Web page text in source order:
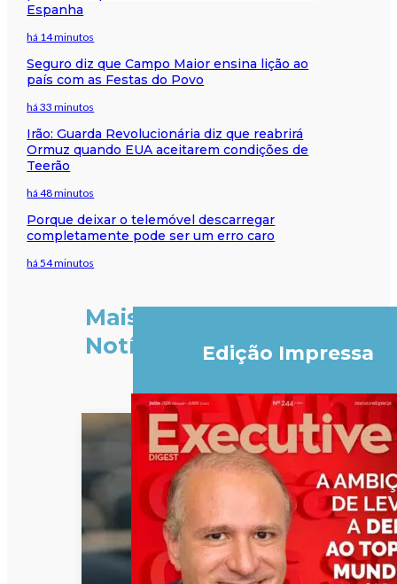
Espanha
há 14 minutos
Seguro diz que Campo Maior ensina lição ao
país com as Festas do Povo
há 33 minutos
Irão: Guarda Revolucionária diz que reabrirá
Ormuz quando EUA aceitarem condições de
Teerão
há 48 minutos
Porque deixar o telemóvel descarregar
completamente pode ser um erro caro
há 54 minutos
Mais
Notícias
Edição Impressa